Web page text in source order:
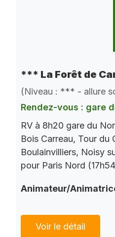
*** La Forêt de
(Niveau : *** - allure
Rendez-vous : gare
RV à 8h20 gare du
Bois Carreau, Tour du
Boulainvilliers, Noisy
pour Paris Nord
Animateur/
Voir le détail